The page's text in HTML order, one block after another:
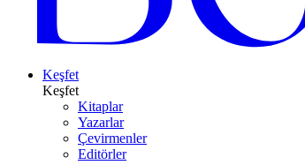
Keşfet
Keşfet
Kitaplar
Yazarlar
Çevirmenler
Editörler